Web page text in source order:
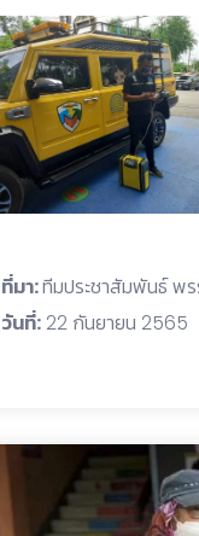
ที่มา:ทีมประชาสัมพันธ์ พ
วันที่: 22 กันยายน 2565